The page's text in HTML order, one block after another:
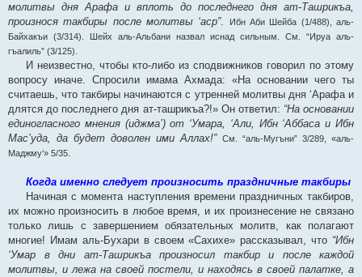
молитвы дня Арафа и вплоть до последнего дня ат-Ташрикъа,
произнося такбиры после молитвы ‘аср”.
Ибн Аби Шейба (1/488), аль-
Байхакъи (3/314). Шейх аль-Альбани назвал иснад сильным. См. “Ируа аль-
гъалиль” (3/125).
И неизвестно, чтобы кто-либо из сподвижников говорил по этому
вопросу иначе. Спросили имама Ахмада: «На основании чего ты
считаешь, что такбиры начинаются с утренней молитвы дня ‘Арафа и
длятся до последнего дня ат-ташрикъа?!» Он ответил: “На основании
единогласного мнения (иджма’) от ‘Умара, ‘Али, Ибн ‘Аббаса и Ибн
Мас’уда, да будет доволен ими Аллах!” См. “аль-Мугъни” 3/289, «аль-
Маджму’» 5/35.
Когда именно следует произносить праздничные такбиры
Начиная с момента наступления времени праздничных такбиров,
их можно произносить в любое время, и их произнесение не связано
только лишь с завершением обязательных молитв, как полагают
многие! Имам аль-Бухари в своем «Сахихе» рассказывал, что “Ибн
‘Умар в дни ат-Ташрикъа произносил такбир и после каждой
молитвы, и лежа на своей постели, и находясь в своей палатке, а